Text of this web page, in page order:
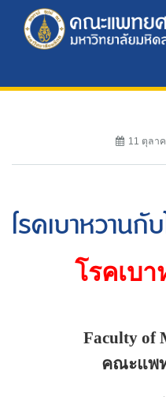
11 ตุลา
โรคเบาหวาน
โรคเบ
Faculty of
คณะแพ